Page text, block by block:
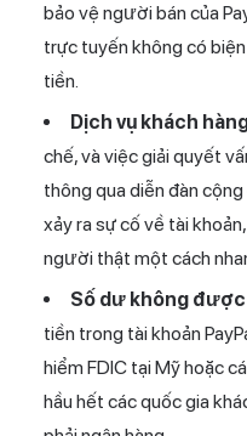
bảo vệ người bán của
trực tuyến không có
tiền.
Dịch vụ khách
chế, và việc giải quyết
thông qua diễn đàn
xảy ra sự cố về tài
người thật một cách
Số dư không
tiền trong tài khoản
hiểm FDIC tại Mỹ hoặc
hầu hết các quốc gia